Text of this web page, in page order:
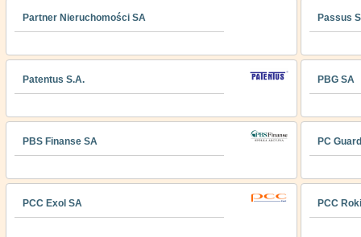
Partner Nieruchomości SA Passus
Patentus S.A. PBG SA
PBS Finanse SA PC
PCC Exol SA PCC